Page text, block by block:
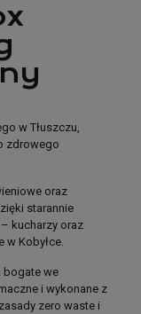
zdrowego
w Tłuszczu,
zdrowego
oraz
starannie
kucharzy oraz
w Kobyłce.
bogate we
i wykonane z
zero waste i